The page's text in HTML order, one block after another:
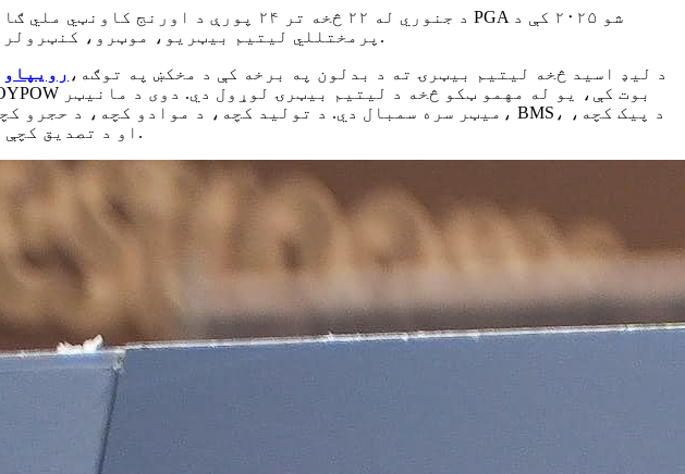
پرمختللي لیتیم بیټریو، موټرو، کنټرولرونو او بیټرۍ چارجرونو په ګډون د ګالف کارټ بشپړ بریښنا حلونه نندارې ته وړاندې کوي.
د لیډ اسید څخه لیتیم بیټرۍ ته د بدلون په برخه کې د مخکښ په توګه، رویپاو
او د تصدیق کچې خوندیتوب د تجهیزاتو او پرسونل خوندیتوب دواړو لپاره د بیټرۍ جامع محافظت تضمینوي.